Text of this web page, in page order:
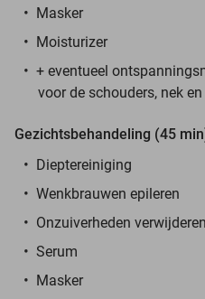
Masker
Moisturizer
+ eventueel
voor de schouders, nek en
Gezichtsbehandeling (45
Dieptereiniging
Wenkbrauwen epileren
Onzuiverheden verwijderen
Serum
Masker